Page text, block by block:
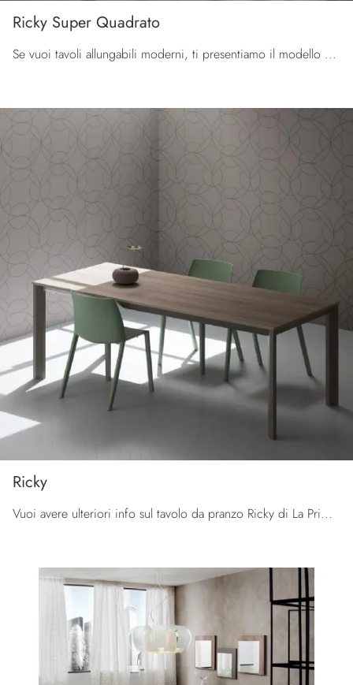
Ricky Super Quadrato
Se vuoi tavoli allungabili moderni, ti presentiamo il modello da cucina in HPL Ricky Super Quadrato dell'azienda La Primavera.
Ricky
Vuoi avere ulteriori info sul tavolo da pranzo Ricky di La Primavera? Clicca e scopri di più sui modelli allungabili del marchio.